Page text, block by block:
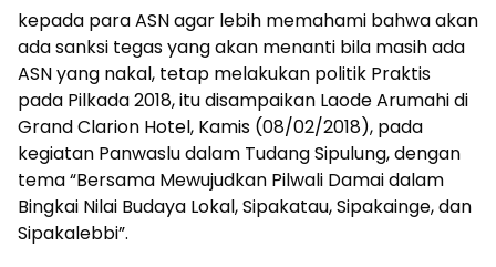
kepada para ASN agar lebih memahami bahwa akan
ada sanksi tegas yang akan menanti bila masih ada
ASN yang nakal, tetap melakukan politik Praktis
pada Pilkada 2018, itu disampaikan Laode Arumahi di
Grand Clarion Hotel, Kamis (08/02/2018), pada
kegiatan Panwaslu dalam Tudang Sipulung, dengan
tema “Bersama Mewujudkan Pilwali Damai dalam
Bingkai Nilai Budaya Lokal, Sipakatau, Sipakainge, dan
Sipakalebbi”.